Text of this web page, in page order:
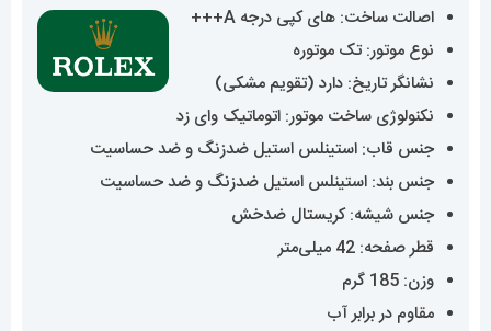
اصالت ساخت: های کپی درجه A+++
نوع موتور: تک موتوره
نشانگر تاریخ: دارد (تقویم مشکی)
نکنولوژی ساخت موتور: اتوماتیک وای زد
جنس قاب: استینلس استیل ضدزنگ و ضد حساسیت
جنس بند: استینلس استیل ضدزنگ و ضد حساسیت
جنس شیشه: کریستال ضدخش
قطر صفحه: 42 میلی‌متر
وزن: 185 گرم
مقاوم در برابر آب